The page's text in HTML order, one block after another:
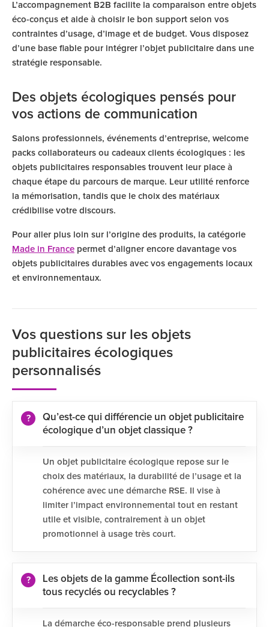
L’accompagnement B2B facilite la comparaison entre objets
éco-conçus et aide à choisir le bon support selon vos
contraintes d’usage, d’image et de budget. Vous disposez
d’une base fiable pour intégrer l’objet publicitaire dans une
stratégie responsable.
Des objets écologiques pensés pour
vos actions de communication
Salons professionnels, événements d’entreprise, welcome
packs collaborateurs ou cadeaux clients écologiques : les
objets publicitaires responsables trouvent leur place à
chaque étape du parcours de marque. Leur utilité renforce
la mémorisation, tandis que le choix des matériaux
crédibilise votre discours.
Pour aller plus loin sur l’origine des produits, la catégorie
Made in France permet d’aligner encore davantage vos
objets publicitaires durables avec vos engagements locaux
et environnementaux.
Vos questions sur les objets
publicitaires écologiques
personnalisés
Qu’est-ce qui différencie un objet publicitaire
écologique d’un objet classique ?
Un objet publicitaire écologique repose sur le
choix des matériaux, la durabilité de l’usage et la
cohérence avec une démarche RSE. Il vise à
limiter l’impact environnemental tout en restant
utile et visible, contrairement à un objet
promotionnel à usage très court.
Les objets de la gamme Écollection sont-ils
tous recyclés ou recyclables ?
La démarche éco-responsable prend plusieurs